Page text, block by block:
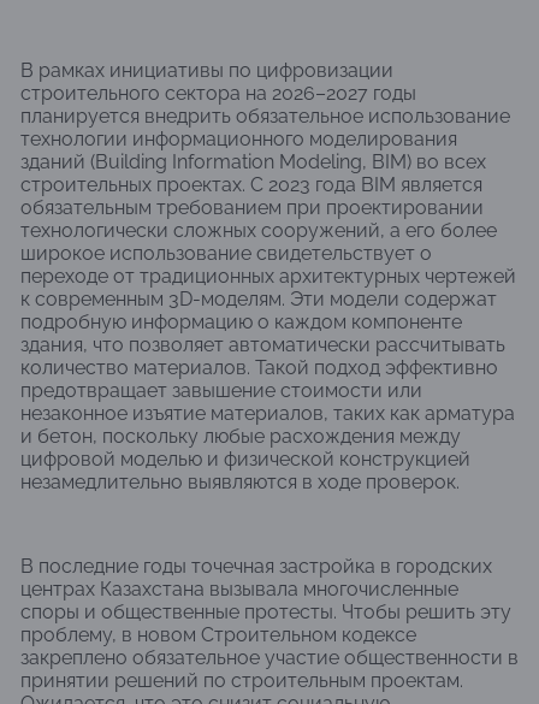
В рамках инициативы по цифровизации
строительного сектора на 2026–2027 годы
планируется внедрить обязательное использование
технологии информационного моделирования
зданий (Building Information Modeling, BIM) во всех
строительных проектах. С 2023 года BIM является
обязательным требованием при проектировании
технологически сложных сооружений, а его более
широкое использование свидетельствует о
переходе от традиционных архитектурных чертежей
к современным 3D-моделям. Эти модели содержат
подробную информацию о каждом компоненте
здания, что позволяет автоматически рассчитывать
количество материалов. Такой подход эффективно
предотвращает завышение стоимости или
незаконное изъятие материалов, таких как арматура
и бетон, поскольку любые расхождения между
цифровой моделью и физической конструкцией
незамедлительно выявляются в ходе проверок.
В последние годы точечная застройка в городских
центрах Казахстана вызывала многочисленные
споры и общественные протесты. Чтобы решить эту
проблему, в новом Строительном кодексе
закреплено обязательное участие общественности в
принятии решений по строительным проектам.